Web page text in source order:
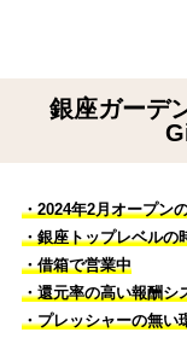
銀座ガーデ
・2024年2月オープン
・銀座トップレベルの
・借箱で営業中
・還元率の高い報酬シ
・プレッシャーの無い